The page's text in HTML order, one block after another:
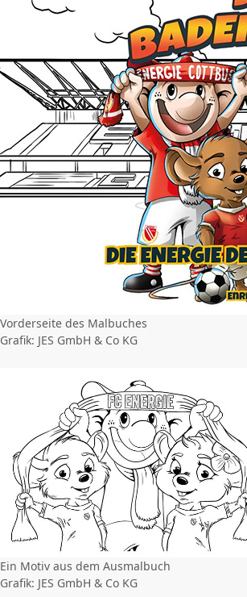
Vorderseite des Malbuches
Grafik: JES GmbH & Co KG
Ein Motiv aus dem Ausmalbuch
Grafik: JES GmbH & Co KG